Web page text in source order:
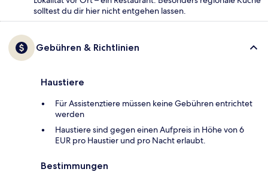
solltest du dir hier nicht entgehen lassen.
Gebühren & Richtlinien
Haustiere
Für Assistenztiere müssen keine Gebühren entrichtet
werden
Haustiere sind gegen einen Aufpreis in Höhe von 6
EUR pro Haustier und pro Nacht erlaubt.
Bestimmungen